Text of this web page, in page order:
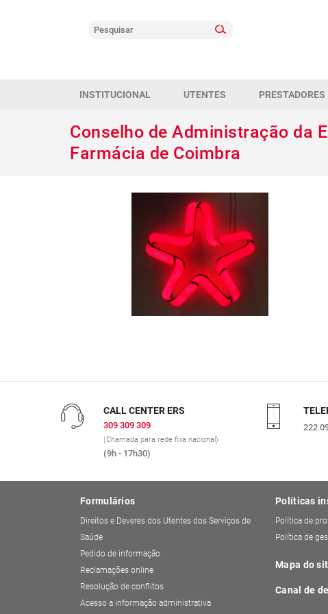
INSTITUCIONAL UTENTES PRESTADORES
Conselho de Administração da
Farmácia de Coimbra
CALL CENTER ERS
309 309 309
(Chamada para rede fixa nacional)
(9h - 17h30)
222
Formulários
Direitos e Deveres dos Utentes dos Serviços de
Saúde
Pedido de informação
Reclamações online
Resolução de conflitos
Acesso a informação administrativa
Políticas
Política de
Política de
Mapa do
Canal de